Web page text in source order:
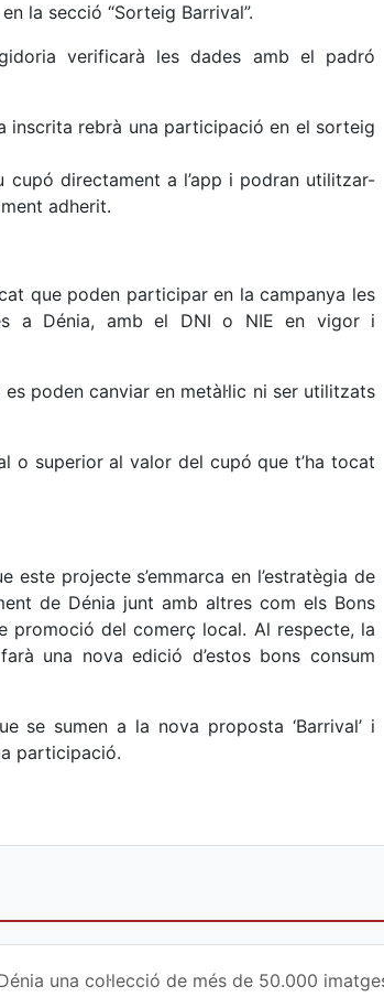
la secció “Sorteig Barrival”.
verificarà les dades amb el padró
inscrita rebrà una participació en el sorteig
cupó directament a l’app i podran utilitzar-
adherit.
que poden participar en la campanya les
a Dénia, amb el DNI o NIE en vigor i
poden canviar en metàl·lic ni ser utilitzats
o superior al valor del cupó que t’ha tocat
projecte s’emmarca en l’estratègia de
de Dénia junt amb altres com els Bons
promoció del comerç local. Al respecte, la
una nova edició d’estos bons consum
se sumen a la nova proposta ‘Barrival’ i
participació.
una col·lecció de més de 50.000